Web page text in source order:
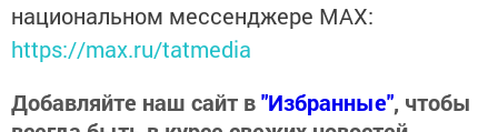
национальном мессенджере MАХ:
https://max.ru/tatmedia
Добавляйте наш сайт в"Избранные", чтобы